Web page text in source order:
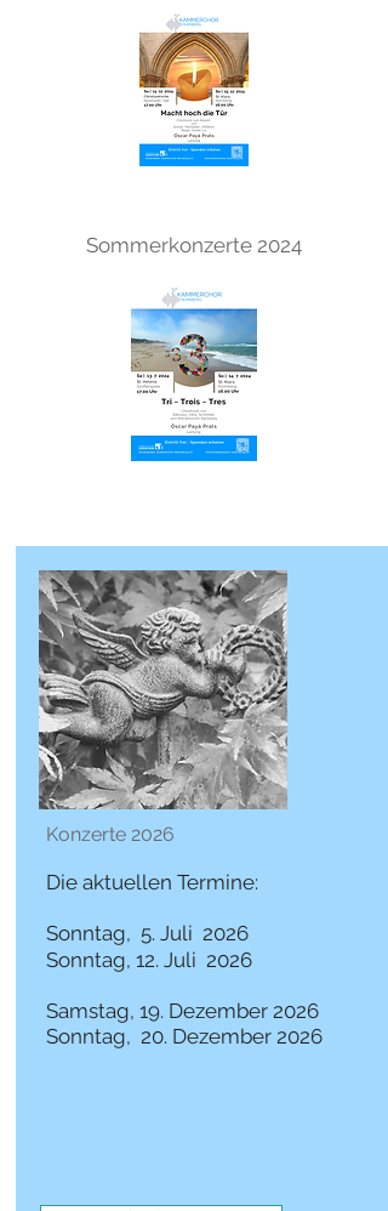
Sommerkonzerte 2024
Konzerte 2026
Die aktuellen Termine:
Sonntag, 5. Juli 2026
Sonntag, 12. Juli 2026
Samstag, 19. Dezember 2026
Sonntag, 20. Dezember 2026